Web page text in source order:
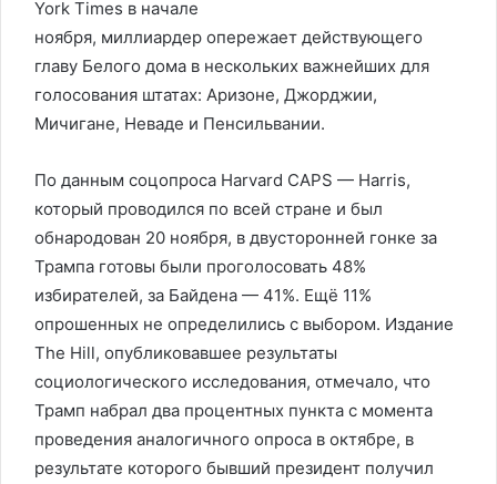
York Times в начале
ноября, миллиардер опережает действующего
главу Белого дома в нескольких важнейших для
голосования штатах: Аризоне, Джорджии,
Мичигане, Неваде и Пенсильвании.
По данным соцопроса Harvard CAPS — Harris,
который проводился по всей стране и был
обнародован 20 ноября, в двусторонней гонке за
Трампа готовы были проголосовать 48%
избирателей, за Байдена — 41%. Ещё 11%
опрошенных не определились с выбором. Издание
The Hill, опубликовавшее результаты
социологического исследования, отмечало, что
Трамп набрал два процентных пункта с момента
проведения аналогичного опроса в октябре, в
результате которого бывший президент получил